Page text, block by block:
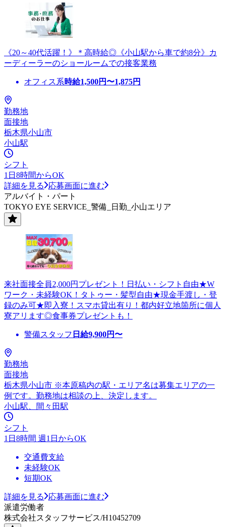
《20～40代活躍！》＊高時給◎《小山駅から車で約8分》カ
ーディーラーのショールームでの接客業務
オフィス系時給1,500円〜1,875円
勤務地
面接地
栃木県小山市
小山駅
シフト
1日8時間からOK
詳細を見る
応募画面に進む
アルバイト・パート
TOKYO EYE SERVICE_警備_日勤_小山エリア
来社面接全員2,000円プレゼント！日払い・シフト自由★W
ワーク・未経験OK！タトゥー・髪型自由★現金手渡し・登
録のみ可★即入寮！スマホ貸出有り！都内好立地箇所に個人
寮アリます◎食事券プレゼントも！
警備スタッフ 日給9,900円〜
勤務地
面接地
栃木県小山市 ※本原稿内の駅・エリア名は募集エリアの一
例です。勤務地は相談の上、決定します。
小山駅、間々田駅
シフト
1日8時間 週1日からOK
交通費支給
未経験OK
短期OK
詳細を見る
応募画面に進む
派遣労働者
株式会社スタッフサービス/H10452709